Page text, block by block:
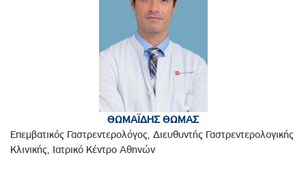
ΘΩΜΑΪΔΗΣ ΘΩΜΑΣ
Επεμβατικός Γαστρεντερολόγος, Διευθυντής Γαστρεντερολογικής
Κλινικής, Ιατρικό Κέντρο Αθηνών